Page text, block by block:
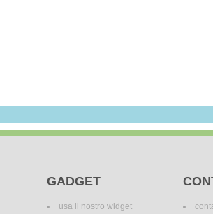
GADGET
usa il nostro widget